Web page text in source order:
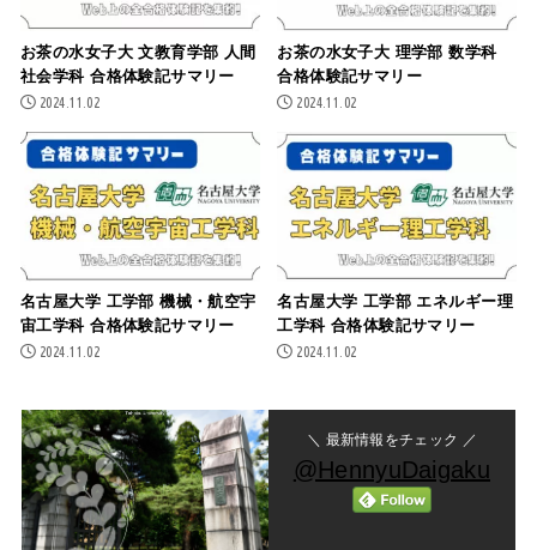
お茶の水女子大 文教育学部 人間
社会学科 合格体験記サマリー
2024.11.02
お茶の水女子大 理学部 数学科
合格体験記サマリー
2024.11.02
名古屋大学 工学部 機械・航空宇
宙工学科 合格体験記サマリー
2024.11.02
名古屋大学 工学部 エネルギー理
工学科 合格体験記サマリー
2024.11.02
＼ 最新情報をチェック ／
@HennyuDaigaku